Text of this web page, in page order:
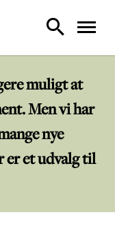
muligt at
Men vi har
nye
er et udvalg til